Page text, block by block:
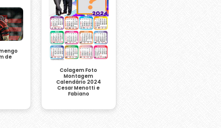
de
Colagem Foto
Montagem
Calendário 2024
Cesar Menotti e
Fabiano